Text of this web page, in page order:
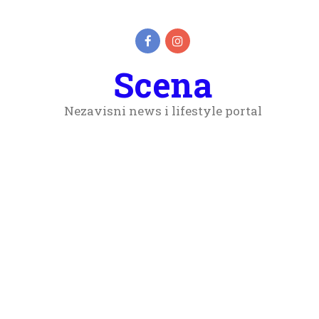
Scena
Nezavisni news i lifestyle portal